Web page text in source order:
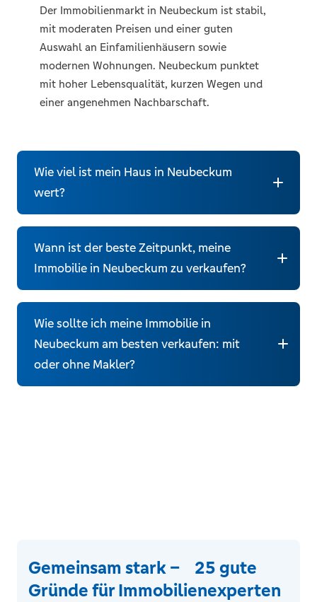
Der Immobilienmarkt in Neubeckum ist stabil,
mit moderaten Preisen und einer guten
Auswahl an Einfamilienhäusern sowie
modernen Wohnungen. Neubeckum punktet
mit hoher Lebensqualität, kurzen Wegen und
einer angenehmen Nachbarschaft.
Wie viel ist mein Haus in Neubeckum
wert?
Wann ist der beste Zeitpunkt, meine
Immobilie in Neubeckum zu verkaufen?
Allgemein gilt:
Wie sollte ich meine Immobilie in
Neubeckum am besten verkaufen: mit
oder ohne Makler?
Gemeinsam stark – 25 gute
Gründe für Immobilienexperten